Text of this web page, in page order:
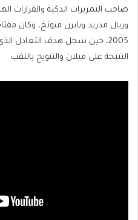
صاحب التمريرات الذكية والقرارات
وريال مدريد وبايرن ميونخ، وكان
2005، حين سجل هدف التعادل
النتيجة على ميلان والتتويج باللقب.